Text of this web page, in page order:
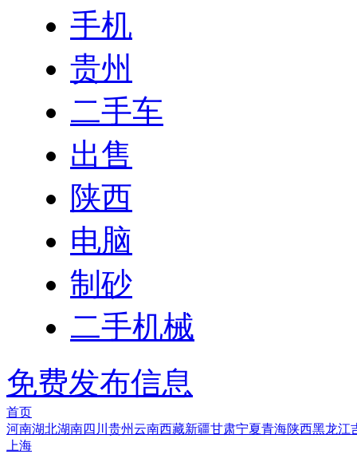
手机
贵州
二手车
出售
陕西
电脑
制砂
二手机械
免费发布信息
首页
河南湖北湖南四川 贵州云南西藏新疆甘肃宁夏青海陕西黑龙江
上海